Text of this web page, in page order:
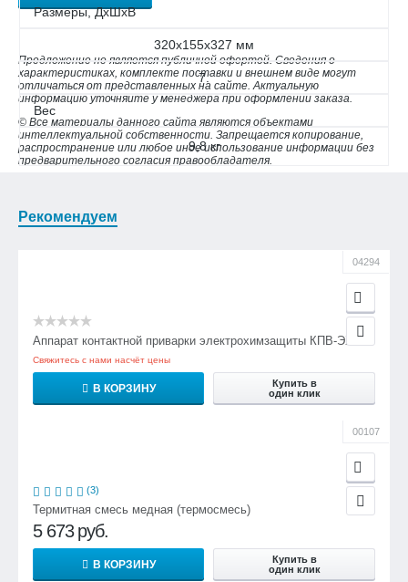
Размеры, ДхШхВ
320х155х327 мм
7.
Вес
9,8 кг
Предложение не является публичной офертой. Сведения о
характеристиках, комплекте поставки и внешнем виде могут
отличаться от представленных на сайте. Актуальную
информацию уточняйте у менеджера при оформлении заказа.
© Все материалы данного сайта являются объектами
интеллектуальной собственности. Запрещается копирование,
распространение или любое иное использование информации без
предварительного согласия правообладателя.
Рекомендуем
04294
Аппарат контактной приварки электрохимзащиты КПВ-ЭХЗ
Свяжитесь с нами насчёт цены
В КОРЗИНУ
Купить в
один клик
00107
(3)
Термитная смесь медная (термосмесь)
5 673 руб.
В КОРЗИНУ
Купить в
один клик